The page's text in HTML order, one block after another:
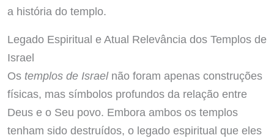
a história do templo.
Legado Espiritual e Atual Relevância dos Templos de
Israel
Os templos de Israelnão foram apenas construções
físicas, mas símbolos profundos da relação entre
Deus e o Seu povo. Embora ambos os templos
tenham sido destruídos, o legado espiritual que eles